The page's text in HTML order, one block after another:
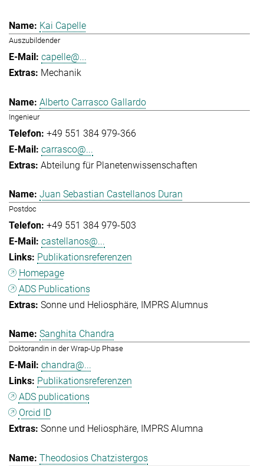
Kai Capelle
Auszubildender
capelle@...
Mechanik
Alberto Carrasco Gallardo
Ingenieur
+49 551 384 979-366
carrasco@...
Abteilung für Planetenwissenschaften
Juan Sebastian Castellanos Duran
Postdoc
+49 551 384 979-503
castellanos@...
Publikationsreferenzen
Homepage
ADS Publications
Sonne und Heliosphäre IMPRS Alumnus
Sanghita Chandra
Doktorandin in der Wrap-Up Phase
chandra@...
Publikationsreferenzen
ADS publications
Orcid ID
Sonne und Heliosphäre
IMPRS Alumna
Theodosios Chatzistergos